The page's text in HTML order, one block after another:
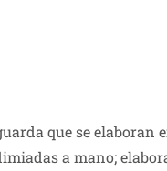
que se elaboran
a mano;